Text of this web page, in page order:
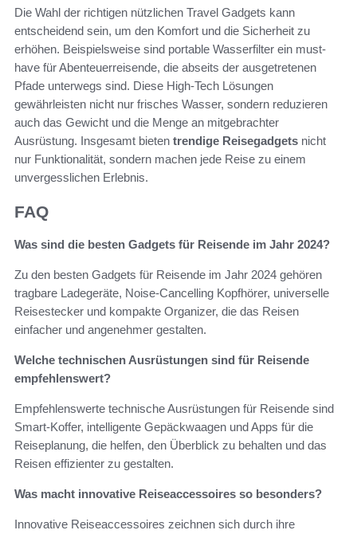
Die Wahl der richtigen nützlichen Travel Gadgets kann
entscheidend sein, um den Komfort und die Sicherheit zu
erhöhen. Beispielsweise sind portable Wasserfilter ein must-
have für Abenteuerreisende, die abseits der ausgetretenen
Pfade unterwegs sind. Diese High-Tech Lösungen
gewährleisten nicht nur frisches Wasser, sondern reduzieren
auch das Gewicht und die Menge an mitgebrachter
Ausrüstung. Insgesamt bieten trendige Reisegadgets nicht
nur Funktionalität, sondern machen jede Reise zu einem
unvergesslichen Erlebnis.
FAQ
Was sind die besten Gadgets für Reisende im Jahr 2024?
Zu den besten Gadgets für Reisende im Jahr 2024 gehören
tragbare Ladegeräte, Noise-Cancelling Kopfhörer, universelle
Reisestecker und kompakte Organizer, die das Reisen
einfacher und angenehmer gestalten.
Welche technischen Ausrüstungen sind für Reisende
empfehlenswert?
Empfehlenswerte technische Ausrüstungen für Reisende sind
Smart-Koffer, intelligente Gepäckwaagen und Apps für die
Reiseplanung, die helfen, den Überblick zu behalten und das
Reisen effizienter zu gestalten.
Was macht innovative Reiseaccessoires so besonders?
Innovative Reiseaccessoires zeichnen sich durch ihre